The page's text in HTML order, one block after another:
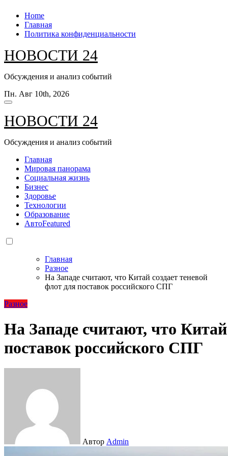
Перейти
содержанию
Home
Главная
Политика конфиденциальности
НОВОСТИ 24
Обсуждения и анализ событий
Пн. Авг 10th, 2026
НОВОСТИ 24
Обсуждения и анализ событий
Главная
Мировая панорама
Социальная жизнь
Бизнес
Здоровье
Технологии
Образование
АвтоFeatured
Главная
Разное
На Западе считают, что Китай создает теневой
флот для поставок российского СПГ
Разное
На Западе считают, что
поставок российского СПГ
Автор Admin